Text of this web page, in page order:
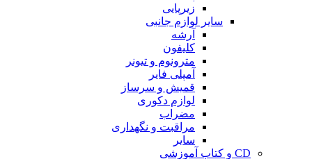
زیرپایی
سایر لوازم جانبی
آرشه
کلیفون
مترونوم و تیونر
آمپلی فایر
قمیش و سرساز
لوازم دکوری
مضراب
مراقبت و نگهداری
سایر
CD و کتاب آموزشی